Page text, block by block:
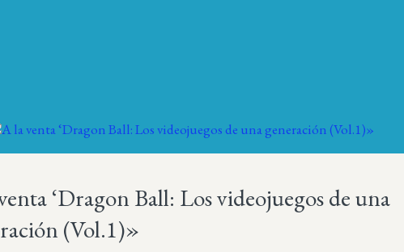
‘Dragon Ball: Los videojuegos de una
(Vol.1)»